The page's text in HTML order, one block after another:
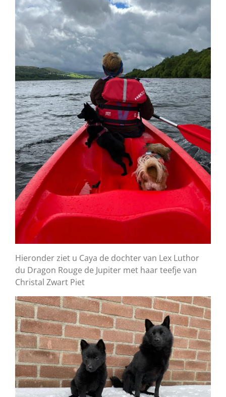
Hieronder ziet u Caya de dochter van Lex Luthor
du Dragon Rouge de Jupiter met haar teefje van
Christal Zwart Piet